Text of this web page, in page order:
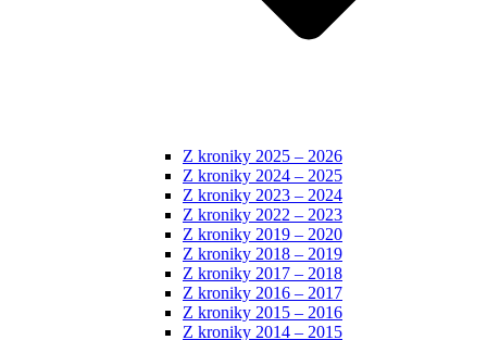
Z kroniky 2025 – 2026
Z kroniky 2024 – 2025
Z kroniky 2023 – 2024
Z kroniky 2022 – 2023
Z kroniky 2019 – 2020
Z kroniky 2018 – 2019
Z kroniky 2017 – 2018
Z kroniky 2016 – 2017
Z kroniky 2015 – 2016
Z kroniky 2014 – 2015